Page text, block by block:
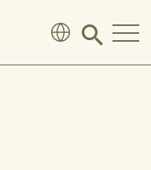
Click
search